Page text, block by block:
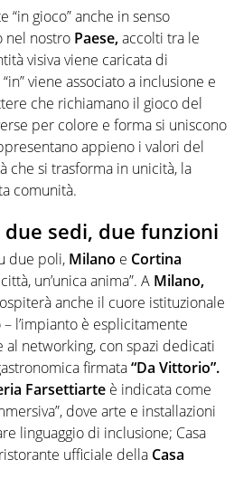
“in gioco” anche in senso
nel nostro Paese,accolti tra le
visiva viene caricata di
viene associato a inclusione e
che richiamano il gioco del
per colore e forma si uniscono
appieno i valori del
che si trasforma in unicità, la
comunità.
sedi, due funzioni
due poli, Milano e Cortina
un’unica anima”. A Milano,
anche il cuore istituzionale
l’impianto è esplicitamente
al networking, con spazi dedicati
firmata“Da Vittorio”.
Farsettiarte è indicata come
dove arte e installazioni
linguaggio di inclusione; Casa
ufficiale della Casa